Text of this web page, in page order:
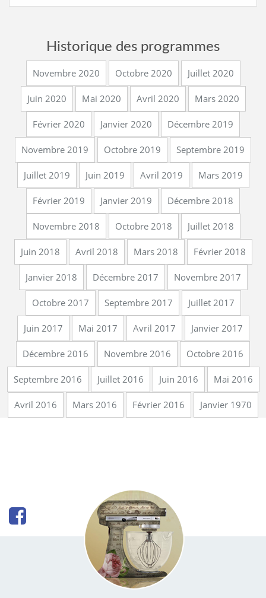
Historique des programmes
Novembre 2020 Octobre 2020 Juillet 2020
Juin 2020 Mai 2020 Avril 2020 Mars 2020
Février 2020 Janvier 2020 Décembre 2019
Novembre 2019 Octobre 2019 Septembre 2019
Juillet 2019 Juin 2019 Avril 2019 Mars 2019
Février 2019 Janvier 2019 Décembre 2018
Novembre 2018 Octobre 2018 Juillet 2018
Juin 2018 Avril 2018 Mars 2018 Février 2018
Janvier 2018 Décembre 2017 Novembre 2017
Octobre 2017 Septembre 2017 Juillet 2017
Juin 2017 Mai 2017 Avril 2017 Janvier 2017
Décembre 2016 Novembre 2016 Octobre 2016
Septembre 2016 Juillet 2016 Juin 2016 Mai 2016
Avril 2016 Mars 2016 Février 2016 Janvier 1970